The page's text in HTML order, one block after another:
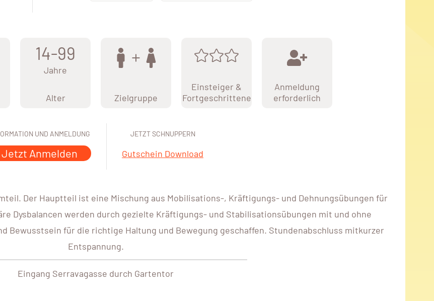
14-99
Jahre
Alter Zielgruppe
Einsteiger &
Fortgeschrittene
Anmeldung
erforderlich
UND ANMELDUNG
Jetzt Anmelden
JETZT SCHNUPPERN
Gutschein Download
Der Hauptteil ist eine Mischung aus Mobilisations-, Kräftigungs- und Dehnungsübungen für
Dysbalancen werden durch gezielte Kräftigungs- und Stabilisationsübungen mit und ohne
Bewusstsein für die richtige Haltung und Bewegung geschaffen. Stundenabschluss mitkurzer
Entspannung.
Eingang Serravagasse durch Gartentor